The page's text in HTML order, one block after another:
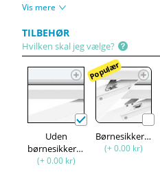
Vis mere
TILBEHØR
Hvilken skal jeg vælge?
Uden
børnesikkerhed
(+ 0.00 kr)
Populær
Børnesikkerhed
(+ 0.00 kr)